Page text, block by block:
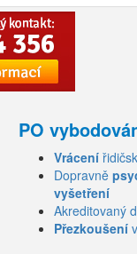
PO
Vrácení
Dopravně
vyšetření
Akreditovaný
Přezkoušení